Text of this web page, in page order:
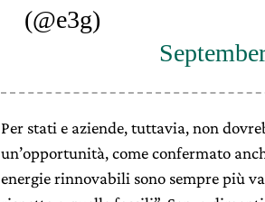
(@e3g)
Per stati e aziende, tuttavia, non
un’opportunità, come confermato
energie rinnovabili sono sempre più